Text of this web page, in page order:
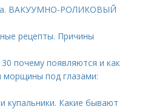
ВАКУУМНО-РОЛИКОВЫЙ
рецепты. Причины
почему появляются и как
морщины под глазами:
купальники. Какие бывают